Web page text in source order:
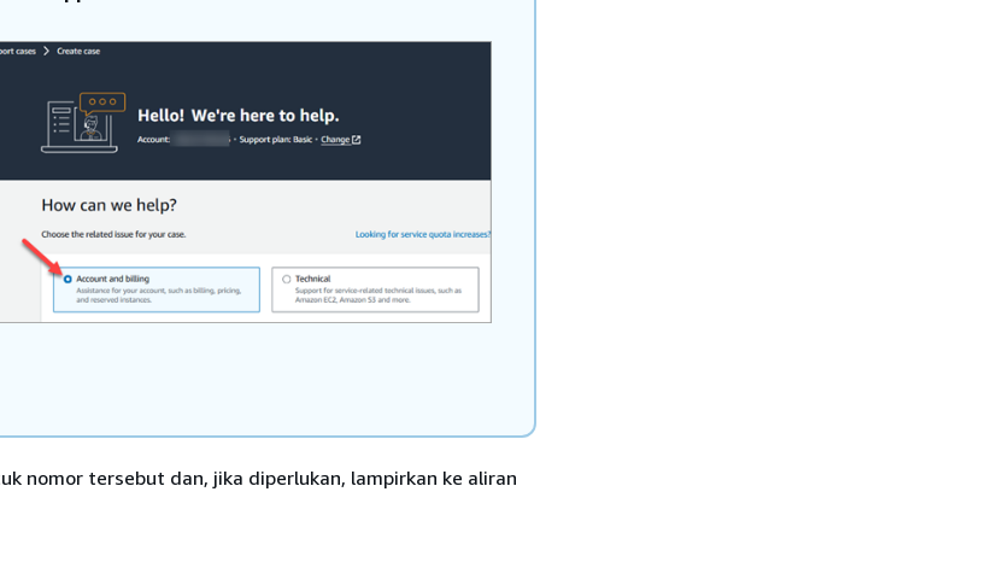
nomor tersebut dan, jika diperlukan, lampirkan ke aliran